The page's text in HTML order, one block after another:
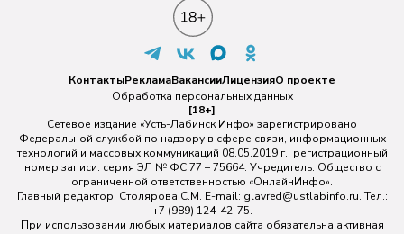
КонтактыРекламаВакансииЛицензияО проекте
Обработка персональных данных
[18+]
Сетевое издание «Усть-Лабинск Инфо» зарегистрировано
Федеральной службой по надзору в сфере связи, информационных
технологий и массовых коммуникаций 08.05.2019 г., регистрационный
номер записи: серия ЭЛ № ФС 77 – 75664. Учредитель: Общество с
ограниченной ответственностью «ОнлайнИнфо».
Главный редактор: Столярова С.М. E-mail: glavred@ustlabinfo.ru. Тел.:
+7 (989) 124-42-75.
При использовании любых материалов сайта обязательна активная